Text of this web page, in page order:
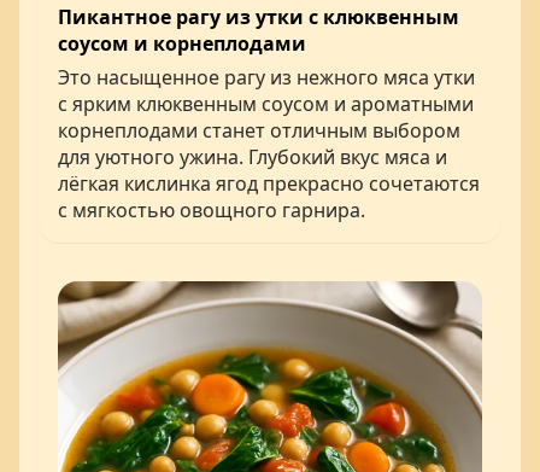
Пикантное рагу из утки с клюквенным
соусом и корнеплодами
Это насыщенное рагу из нежного мяса утки
с ярким клюквенным соусом и ароматными
корнеплодами станет отличным выбором
для уютного ужина. Глубокий вкус мяса и
лёгкая кислинка ягод прекрасно сочетаются
с мягкостью овощного гарнира.